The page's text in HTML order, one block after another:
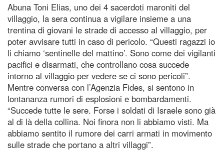
Abuna Toni Elias, uno dei 4 sacerdoti maroniti del
villaggio, la sera continua a vigilare insieme a una
trentina di giovani le strade di accesso al villaggio, per
poter avvisare tutti in caso di pericolo. “Questi ragazzi io
li chiamo ‘sentinelle del mattino’. Sono come dei vigilanti
pacifici e disarmati, che controllano cosa succede
intorno al villaggio per vedere se ci sono pericoli”.
Mentre conversa con l’Agenzia Fides, si sentono in
lontananza rumori di esplosioni e bombardamenti.
“Succede tutte le sere. Forse i soldati di Israele sono già
al di là della collina. Noi finora non li abbiamo visti. Ma
abbiamo sentito il rumore dei carri armati in movimento
sulle strade che portano a altri villaggi”.